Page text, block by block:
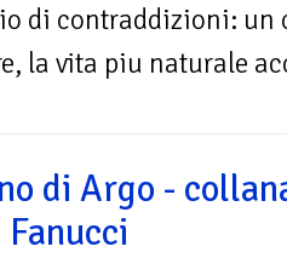
di contraddizioni: un
la vita piu naturale
di Argo -